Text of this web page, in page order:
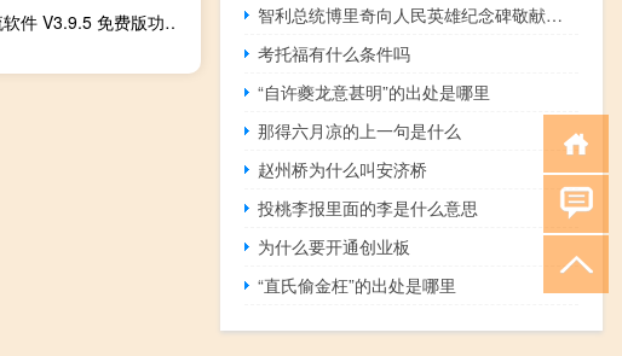
淘宝店铺引流软件 V3.9.5 免费版（淘宝店铺引流软件 V3.9.5 免费版功能简介）
智利总统博里奇向人民英雄纪念碑敬献花圈
考托福有什么条件吗
“自许夔龙意甚明”的出处是哪里
那得六月凉的上一句是什么
赵州桥为什么叫安济桥
投桃李报里面的李是什么意思
为什么要开通创业板
“直氏偷金枉”的出处是哪里